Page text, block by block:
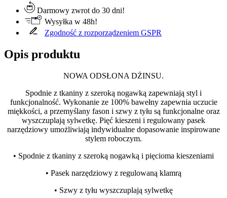
Darmowy zwrot do 30 dni!
Wysyłka w 48h!
Zgodność z rozporządzeniem GSPR
Opis produktu
NOWA ODSŁONA DŻINSU.
Spodnie z tkaniny z szeroką nogawką zapewniają styl i
funkcjonalność. Wykonanie ze 100% bawełny zapewnia uczucie
miękkości, a przemyślany fason i szwy z tyłu są funkcjonalne oraz
wyszczuplają sylwetkę. Pięć kieszeni i regulowany pasek
narzędziowy umożliwiają indywidualne dopasowanie inspirowane
stylem roboczym.
• Spodnie z tkaniny z szeroką nogawką i pięcioma kieszeniami
• Pasek narzędziowy z regulowaną klamrą
• Szwy z tyłu wyszczuplają sylwetkę